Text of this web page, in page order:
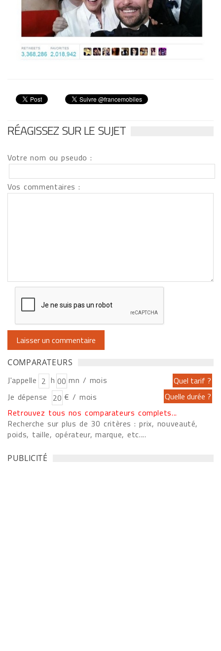
RÉAGISSEZ SUR LE SUJET
Votre nom ou pseudo :
Vos commentaires :
COMPARATEURS
J'appelle h
mn / mois
Je dépense
€ / mois
Retrouvez tous nos comparateurs complets...
Recherche sur plus de 30 critères : prix, nouveauté,
poids, taille, opérateur, marque, etc....
PUBLICITÉ